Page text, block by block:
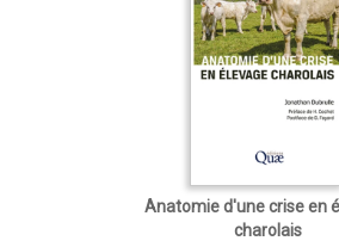
Anatomie d'une crise en
charolais